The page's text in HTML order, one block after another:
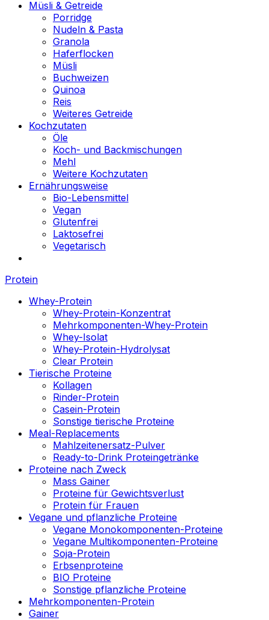
Müsli & Getreide
Porridge
Nudeln & Pasta
Granola
Haferflocken
Müsli
Buchweizen
Quinoa
Reis
Weiteres Getreide
Kochzutaten
Öle
Koch- und Backmischungen
Mehl
Weitere Kochzutaten
Ernährungsweise
Bio-Lebensmittel
Vegan
Glutenfrei
Laktosefrei
Vegetarisch
Protein
Whey-Protein
Whey-Protein-Konzentrat
Mehrkomponenten-Whey-Protein
Whey-Isolat
Whey-Protein-Hydrolysat
Clear Protein
Tierische Proteine
Kollagen
Rinder-Protein
Casein-Protein
Sonstige tierische Proteine
Meal-Replacements
Mahlzeitenersatz-Pulver
Ready-to-Drink Proteingetränke
Proteine nach Zweck
Mass Gainer
Proteine für Gewichtsverlust
Protein für Frauen
Vegane und pflanzliche Proteine
Vegane Monokomponenten-Proteine
Vegane Multikomponenten-Proteine
Soja-Protein
Erbsenproteine
BIO Proteine
Sonstige pflanzliche Proteine
Mehrkomponenten-Protein
Gainer